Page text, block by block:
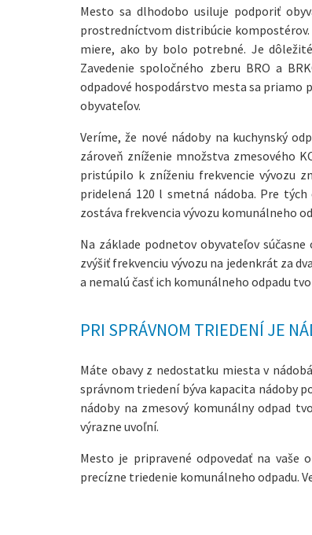
Mesto sa dlhodobo usiluje podporiť
prostredníctvom distribúcie kompostérov.
miere, ako by bolo potrebné. Je
Zavedenie spoločného zberu BRO a
odpadové hospodárstvo mesta sa priamo
obyvateľov.
Veríme, že nové nádoby na kuchynský
zároveň zníženie množstva zmesového
pristúpilo k zníženiu frekvencie vývozu
pridelená 120 l smetná nádoba. Pre
zostáva frekvencia vývozu komunálneho
Na základe podnetov obyvateľov
zvýšiť frekvenciu vývozu na jedenkrát za
a nemalú časť ich komunálneho odpadu
PRI SPRÁVNOM TRIEDENÍ JE
Máte obavy z nedostatku miesta v
správnom triedení býva kapacita nádoby
nádoby na zmesový komunálny odpad
výrazne uvoľní.
Mesto je pripravené odpovedať na vaše
precízne triedenie komunálneho odpadu.